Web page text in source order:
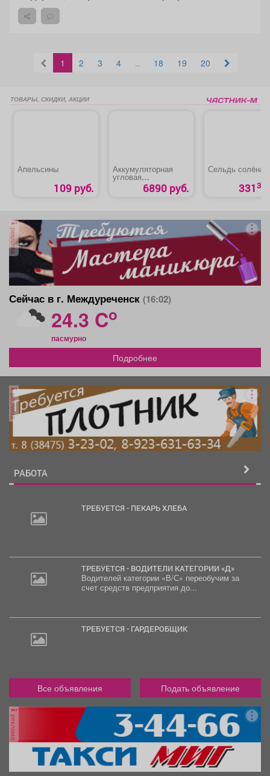
1 2 3 4 .. 18 19 20
ТОВАРЫ, СКИДКИ, АКЦИИ
Апельсины
109 руб.
Аккумуляторная
угловая
шлифовальная
машина «MTX AGB-
6890 руб.
Сельдь солёная
33130
реклама
Сейчас в г. Междуреченск (16:02)
24.3 Co
пасмурно
Подробнее
реклама
РАБОТА
ТРЕБУЕТСЯ - ПЕКАРЬ ХЛЕБА
ТРЕБУЕТСЯ - ВОДИТЕЛИ КАТЕГОРИИ «Д»
Водителей категории «В/С» переобучим за
счет средств предприятия до...
ТРЕБУЕТСЯ - ГАРДЕРОБЩИК
Все объявления Подать объявление
реклама